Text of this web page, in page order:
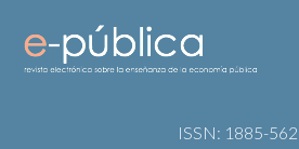
ISSN: 1885-